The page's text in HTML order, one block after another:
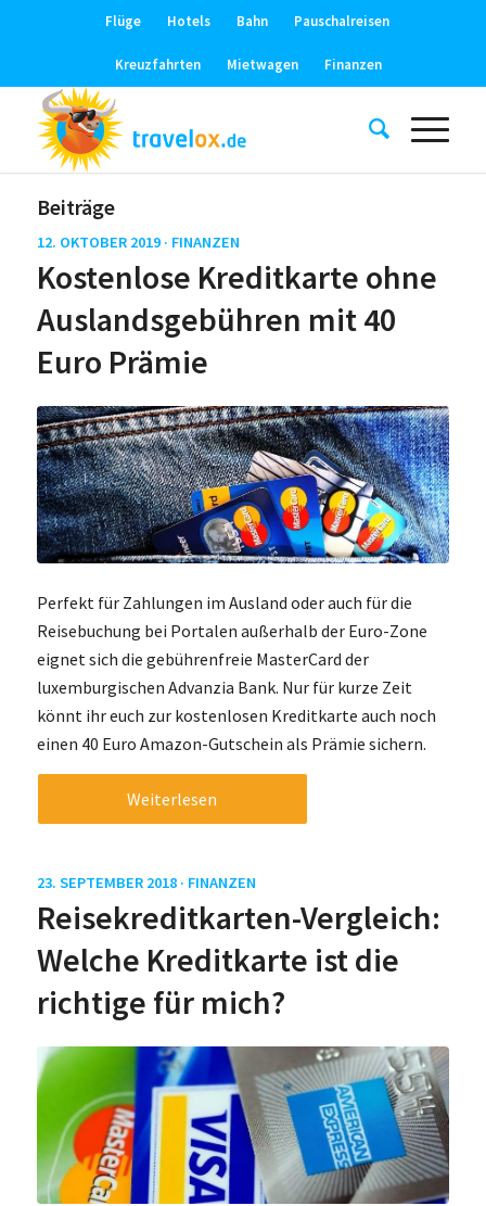
Flüge Hotels Bahn Pauschalreisen
Kreuzfahrten Mietwagen Finanzen
Beiträge
12. OKTOBER 2019 · FINANZEN
Kostenlose Kreditkarte ohne
Auslandsgebühren mit 40
Euro Prämie
Perfekt für Zahlungen im Ausland oder auch für die
Reisebuchung bei Portalen außerhalb der Euro-Zone
eignet sich die gebührenfreie MasterCard der
luxemburgischen Advanzia Bank. Nur für kurze Zeit
könnt ihr euch zur kostenlosen Kreditkarte auch noch
einen 40 Euro Amazon-Gutschein als Prämie sichern.
Weiterlesen
23. SEPTEMBER 2018 · FINANZEN
Reisekreditkarten-Vergleich:
Welche Kreditkarte ist die
richtige für mich?